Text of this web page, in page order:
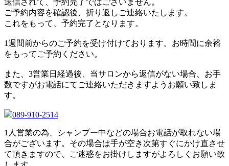
送信されて、予約完了ではございません。
ご予約内容を確認後、折り返しご連絡いたします。
これをもって、予約完了となります。
1週間前からのご予約を受け付けております。お時間に余裕
をもってご予約ください。
また、3営業日経過後、当サロンから返信がない場合、お手
数ですがお電話にてご連絡いただきますようお願い致しま
す。
089-910-2514
1人営業の為、シャンプー中などの場合お電話が取れない場
合がございます。その場合は手が空き次第すぐにかけ直させ
て頂きますので、ご迷惑をお掛けしますがよろしくお願い致